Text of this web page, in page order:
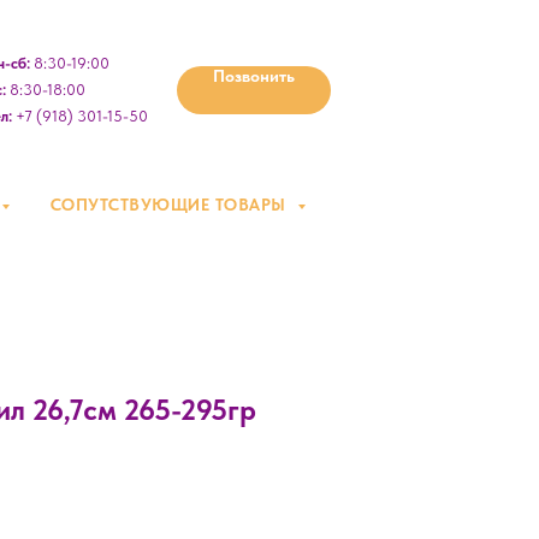
сб:8:30-19:00
8:30-18:00
+7 (918) 301-15-50
Позвонить
СОПУТСТВУЮЩИЕ ТОВАРЫ
26,7см 265-295гр